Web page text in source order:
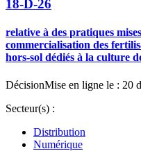
18-D-26
relative à des pratiques
commercialisation des
hors-sol dédiés à la culture
DécisionMise en ligne le : 20
Secteur(s) :
Distribution
Numérique